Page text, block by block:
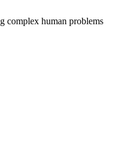
complex human problems